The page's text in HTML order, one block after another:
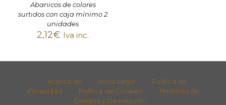
Abanicos de colores
surtidos con caja mínimo 2
unidades
2,12€ Iva inc.
Acerca de Aviso Legal
Política de
Privacidad
Política de Cookies
Términos de
Compra y Devolución